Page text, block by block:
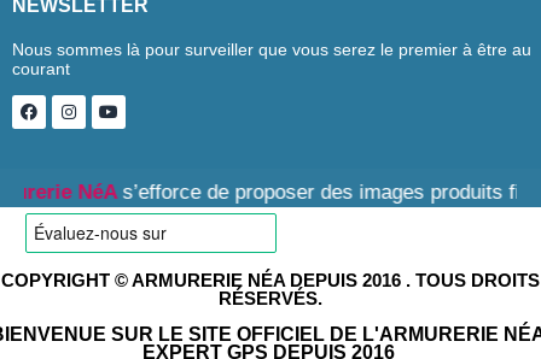
NEWSLETTER
Nous sommes là pour surveiller que vous serez le premier à être au
courant
NéAs’efforce de proposer des images produits fidèles,
COPYRIGHT © ARMURERIE NÉA DEPUIS 2016 . TOUS DROITS
RÉSERVÉS.
SUR LE SITE OFFICIEL DE L'ARMURERIE
EXPERT GPS DEPUIS 2016